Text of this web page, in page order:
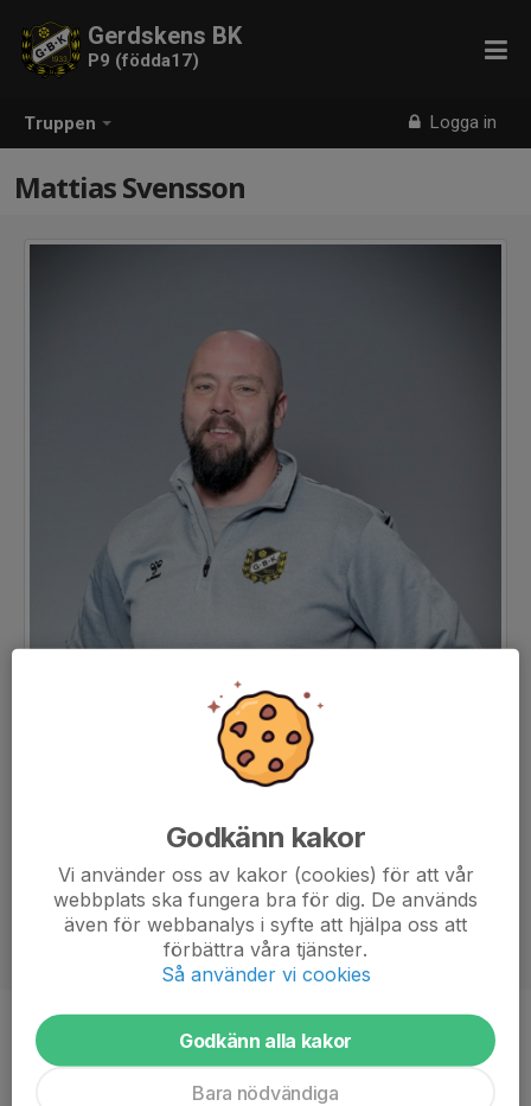
Truppen Logga in
Gerdskens BK
P9 (födda17)
Mattias Svensson
Titel
Material- och målvaktsansvarig
Ålder
43 år
Godkänn kakor
Vi använder oss av kakor (cookies) för att vår
webbplats ska fungera bra för dig. De används
även för webbanalys i syfte att hjälpa oss att
förbättra våra tjänster.
Så använder vi cookies
Godkänn alla kakor
Bara nödvändiga